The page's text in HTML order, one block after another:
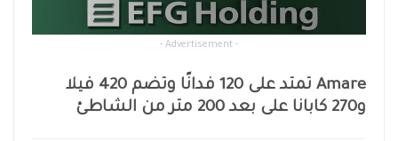
- Advertisement -
Amare تمتد على 120 فدانًا وتضم 420 فيلا
و270 كابانا على بعد 200 متر من الشاطئ